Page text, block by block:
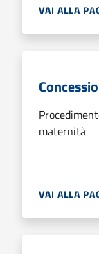
VAI ALLA
maternità
VAI ALLA